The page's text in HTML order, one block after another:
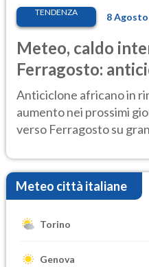
TENDENZA 8
Meteo, caldo
Ferragosto:
ancora
Anticiclone africano in
aumento nei prossimi
verso Ferragosto su
Meteo città italiane
Torino
Genova